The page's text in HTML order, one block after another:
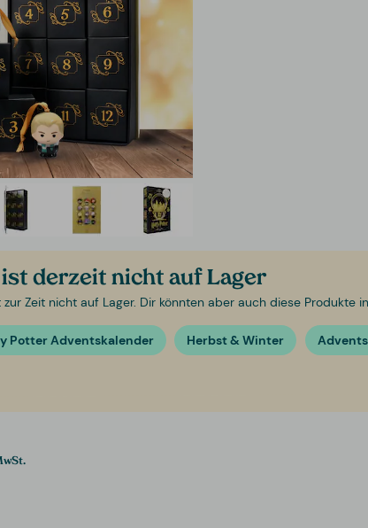
derzeit nicht auf Lager
Zeit nicht auf Lager. Dir könnten aber auch diese Produkte
Potter Adventskalender Herbst & Winter